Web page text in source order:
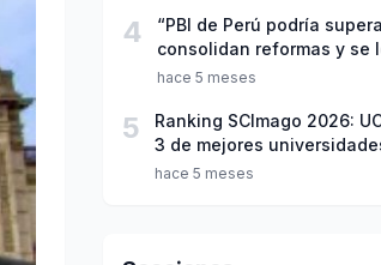
4
“PBI de Perú podría
consolidan reformas y se
hace 5 meses
5
Ranking SCImago 2026:
3 de mejores
hace 5 meses